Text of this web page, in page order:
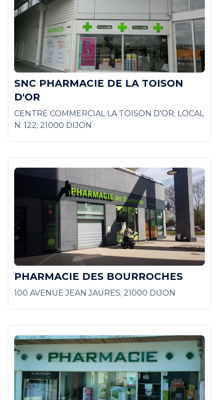
SNC PHARMACIE DE LA TOISON
D'OR
CENTRE COMMERCIAL LA TOISON D'OR; LOCAL
N. 122; 21000 DIJON
PHARMACIE DES BOURROCHES
100 AVENUE JEAN JAURES; 21000 DIJON